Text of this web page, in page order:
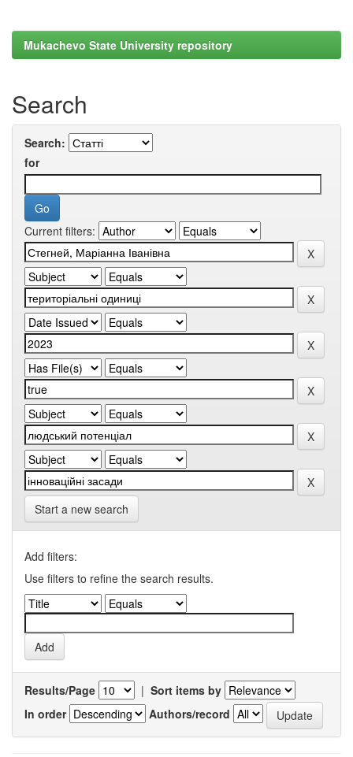
Mukachevo State University repository
Search
Search:
for
Current filters:
Start a new search
Add filters:
Use filters to refine the search results.
Results/Page | Sort items by
In order
Authors/record